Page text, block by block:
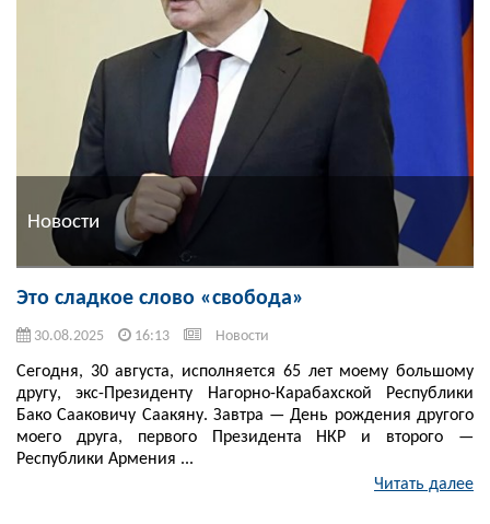
Новости
Это сладкое слово «свобода»
30.08.2025 16:13 Новости
Сегодня, 30 августа, исполняется 65 лет моему большому
другу, экс-Президенту Нагорно-Карабахской Республики
Бако Сааковичу Саакяну. Завтра — День рождения другого
моего друга, первого Президента НКР и второго —
Республики Армения ...
Читать далее